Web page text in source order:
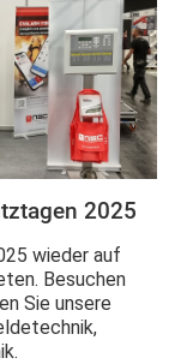
2025
wieder auf
Besuchen
Sie unsere